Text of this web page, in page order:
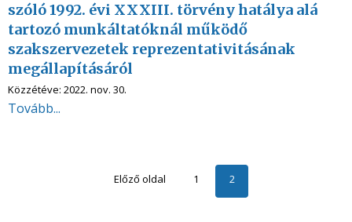
szóló 1992. évi XXXIII. törvény hatálya alá
tartozó munkáltatóknál működő
szakszervezetek reprezentativitásának
megállapításáról
Közzétéve: 2022. nov. 30.
Tovább...
Előző oldal 1 2